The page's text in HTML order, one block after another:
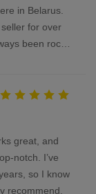
in Belarus.
for over
been rock-
great, and
notch. I’ve
so I know
recommend.